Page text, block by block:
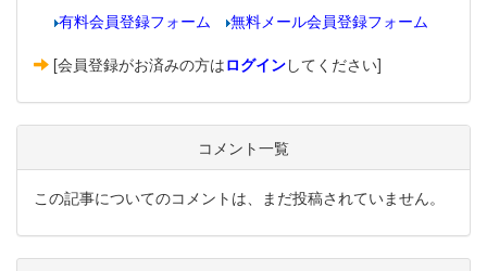
有料会員登録フォーム
無料メール会員登録フォーム
[会員登録がお済みの方はログインしてください]
コメント一覧
この記事についてのコメントは、まだ投稿されていません。